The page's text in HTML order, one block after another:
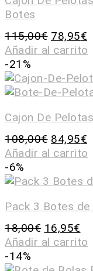
Botes
115,00€ 78,95€
Añadir al carrito
-21%
Cajon De
108,00€ 84,95€
Añadir al carrito
-6%
Pack 3 Botes
18,00€ 16,95€
Añadir al carrito
-14%